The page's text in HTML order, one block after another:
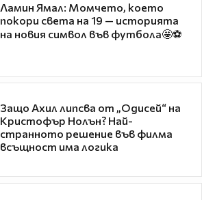
Ламин Ямал: Момчето, което
покори света на 19 — историята
на новия символ във футбола🤩⚽
Защо Ахил липсва от „Одисей“ на
Кристофър Нолън? Най-
странното решение във филма
всъщност има логика